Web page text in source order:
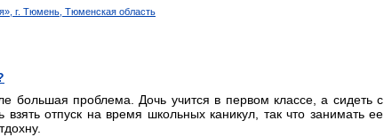
г. Тюмень, Тюменская область
большая проблема. Дочь учится в первом классе, а сидеть с
отпуск на время школьных каникул, так что занимать ее